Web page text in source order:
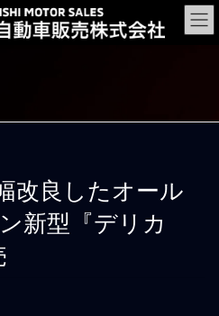
改良したオール
新型『デリカ